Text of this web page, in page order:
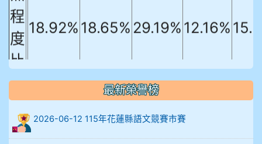
程
度
比
例
18.92% 18.65% 29.19% 12.16%
906陳兆宏 5A10+ 作文5
912余 嘉 5A10+
最新榮譽榜
2026-06-12 115年花蓮縣語文競賽市賽